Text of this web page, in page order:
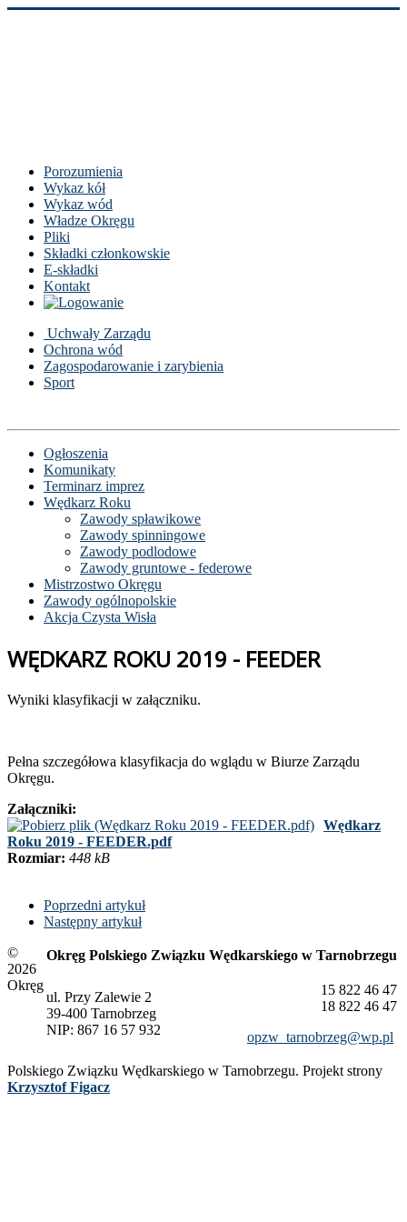
Porozumienia
Wykaz kół
Wykaz wód
Władze Okręgu
Pliki
Składki członkowskie
E-składki
Kontakt
Uchwały Zarządu
Ochrona wód
Zagospodarowanie i zarybienia
Sport
Ogłoszenia
Komunikaty
Terminarz imprez
Wędkarz Roku
Zawody spławikowe
Zawody spinningowe
Zawody podlodowe
Zawody gruntowe - federowe
Mistrzostwo Okręgu
Zawody ogólnopolskie
Akcja Czysta Wisła
WĘDKARZ ROKU 2019 - FEEDER
Wyniki klasyfikacji w załączniku.
Pełna szczegółowa klasyfikacja do wglądu w Biurze Zarządu
Okręgu.
Załączniki:
Wędkarz
Roku 2019 - FEEDER.pdf
Rozmiar: 448 kB
Poprzedni artykuł
Następny artykuł
Okręg Polskiego Związku Wędkarskiego w Tarnobrzegu
ul. Przy Zalewie 2
39-400 Tarnobrzeg
NIP: 867 16 57 932
15 822 46 47
18 822 46 47
opzw_tarnobrzeg@wp.pl
©
2026
Okręg
Polskiego Związku Wędkarskiego w Tarnobrzegu. Projekt strony
Krzysztof Figacz